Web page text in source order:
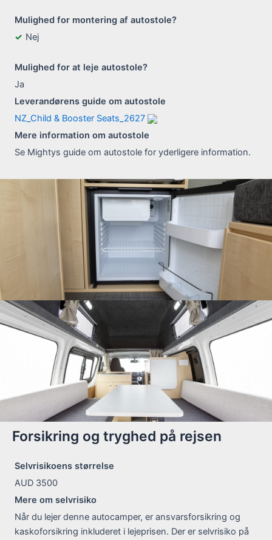
Mulighed for montering af autostole?
Nej
Mulighed for at leje autostole?
Ja
Leverandørens guide om autostole
NZ_Child & Booster Seats_2627
Mere information om autostole
Se Mightys guide om autostole for yderligere information.
Forsikring og tryghed på rejsen
Selvrisikoens størrelse
AUD 3500
Mere om selvrisiko
Når du lejer denne autocamper, er ansvarsforsikring og
kaskoforsikring inkluderet i lejeprisen. Der er selvrisiko på